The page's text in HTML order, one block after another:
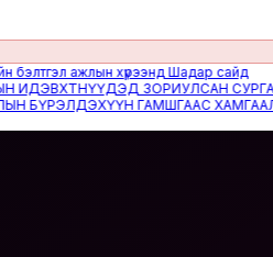
ажлын хүрээнд Шадар сайд
ЗОРИУЛСАН СУРГАЛТ ҮЕ
ГАМШГААС ХАМГААЛАХ